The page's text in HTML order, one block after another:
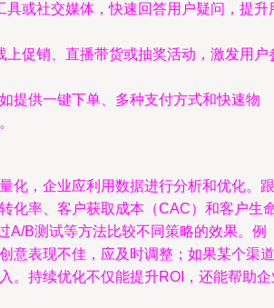
具或社交媒体，快速回答用户疑问，提升
上促销、直播带货或抽奖活动，激发用户
提供一键下单、多种支付方式和快速物
化，企业应利用数据进行分析和优化。跟
化率、客户获取成本（CAC）和客户生
A/B测试等方法比较不同策略的效果。例
意表现不佳，应及时调整；如果某个渠道
。持续优化不仅能提升ROI，还能帮助企